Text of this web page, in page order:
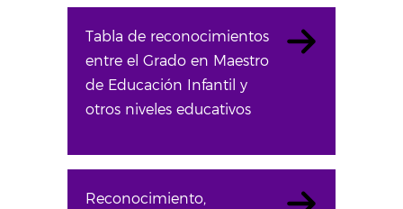
Tabla de reconocimientos
entre el Grado en Maestro
de Educación Infantil y
otros niveles educativos
Reconocimiento,